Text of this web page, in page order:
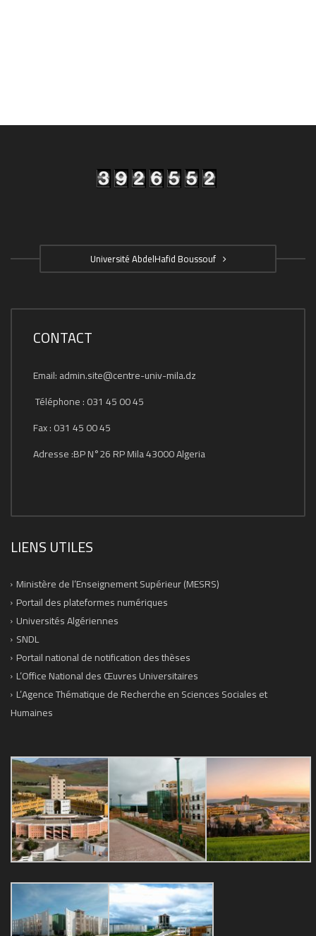
Université AbdelHafid Boussouf
CONTACT
Email: admin.site@centre-univ-mila.dz
Téléphone : 031 45 00 45
Fax : 031 45 00 45
Adresse :BP N°26 RP Mila 43000 Algeria
LIENS UTILES
Ministère de l’Enseignement Supérieur (MESRS)
Portail des plateformes numériques
Universités Algériennes
SNDL
Portail national de notification des thèses
L’Office National des Œuvres Universitaires
L’Agence Thématique de Recherche en Sciences Sociales et
Humaines